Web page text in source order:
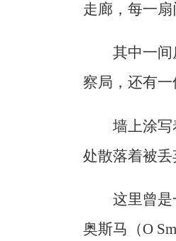
走廊，每一扇
其中一
察局，还有一
墙上涂写
处散落着被丢
这里曾
奥斯马（O